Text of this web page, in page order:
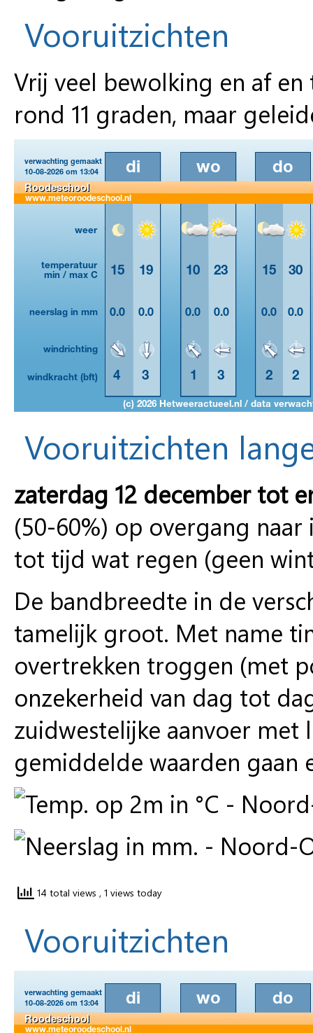
Vooruitzichten
Vrij veel bewolking en af
rond 11 graden, maar
Vooruitzichten
zaterdag 12 december tot
(50-60%) op overgang
tot tijd wat regen (geen
De bandbreedte in de
tamelijk groot. Met name
overtrekken troggen (met
onzekerheid van dag tot
zuidwestelijke aanvoer met
gemiddelde waarden
14 total views , 1 views today
Vooruitzichten